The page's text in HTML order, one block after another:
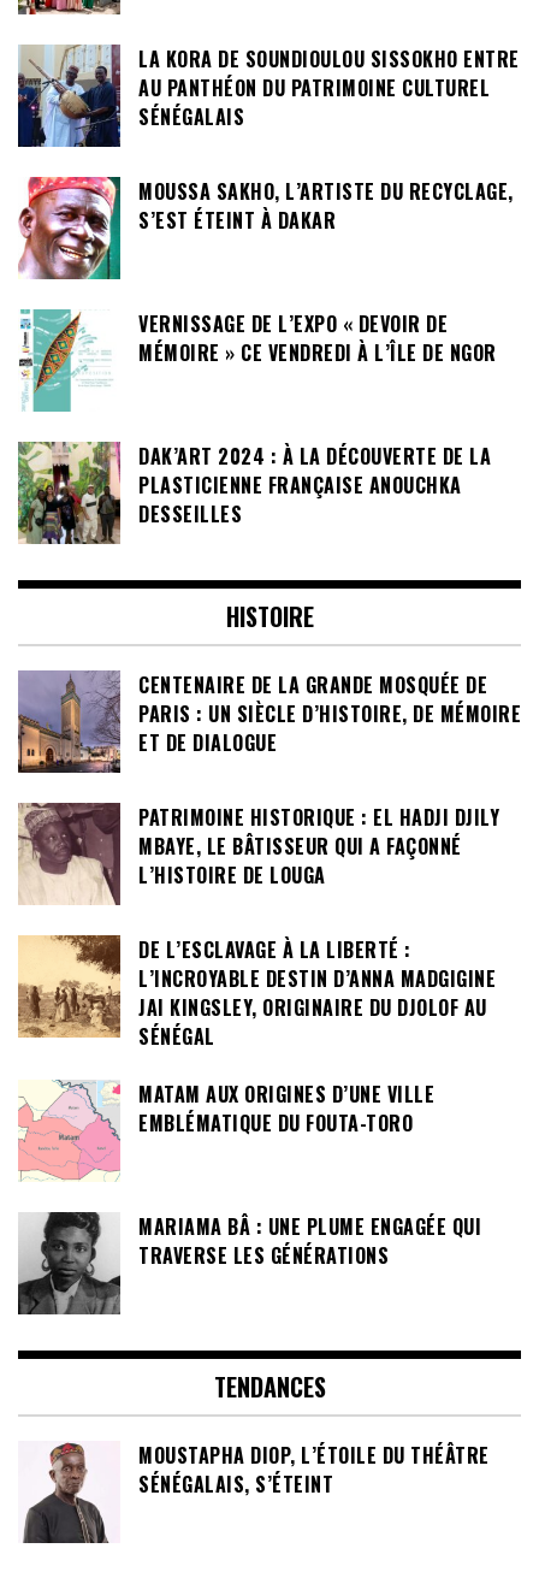
LA KORA DE SOUNDIOULOU SISSOKHO ENTRE
AU PANTHÉON DU PATRIMOINE CULTUREL
SÉNÉGALAIS
MOUSSA SAKHO, L’ARTISTE DU RECYCLAGE,
S’EST ÉTEINT À DAKAR
VERNISSAGE DE L’EXPO « DEVOIR DE
MÉMOIRE » CE VENDREDI À L’ÎLE DE NGOR
DAK’ART 2024 : À LA DÉCOUVERTE DE LA
PLASTICIENNE FRANÇAISE ANOUCHKA
DESSEILLES
HISTOIRE
CENTENAIRE DE LA GRANDE MOSQUÉE DE
PARIS : UN SIÈCLE D’HISTOIRE, DE MÉMOIRE
ET DE DIALOGUE
PATRIMOINE HISTORIQUE : EL HADJI DJILY
MBAYE, LE BÂTISSEUR QUI A FAÇONNÉ
L’HISTOIRE DE LOUGA
DE L’ESCLAVAGE À LA LIBERTÉ :
L’INCROYABLE DESTIN D’ANNA MADGIGINE
JAI KINGSLEY, ORIGINAIRE DU DJOLOF AU
SÉNÉGAL
MATAM AUX ORIGINES D’UNE VILLE
EMBLÉMATIQUE DU FOUTA-TORO
MARIAMA BÂ : UNE PLUME ENGAGÉE QUI
TRAVERSE LES GÉNÉRATIONS
TENDANCES
MOUSTAPHA DIOP, L’ÉTOILE DU THÉÂTRE
SÉNÉGALAIS, S’ÉTEINT